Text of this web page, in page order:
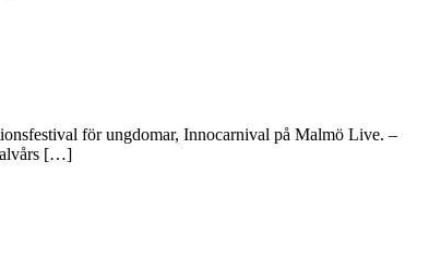
för ungdomar, Innocarnival på Malmö Live. –
[…]